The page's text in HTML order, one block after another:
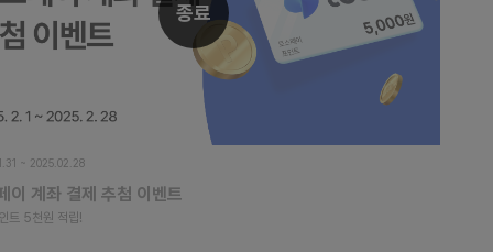
종료
~ 2025.02.28
이 계좌 결제 추첨 이벤트
트 5천원 적립!